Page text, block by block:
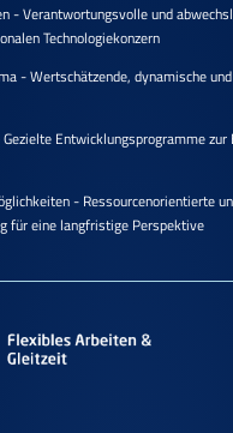
- Verantwortungsvolle und
Technologiekonzern
- Wertschätzende, dynamische
Entwicklungsprogramme zur
- Ressourcenorientierte
für eine langfristige Perspektive